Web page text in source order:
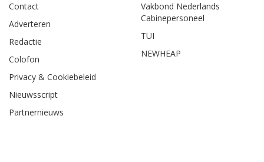
Contact
Adverteren
Redactie
Colofon
Privacy & Cookiebeleid
Nieuwsscript
Partnernieuws
Vakbond Nederlands
Cabinepersoneel
TUI
NEWHEAP